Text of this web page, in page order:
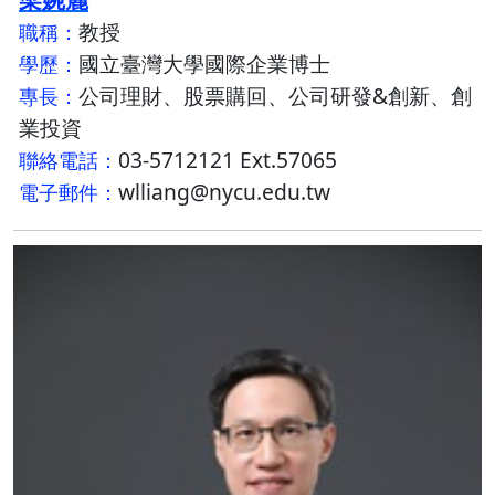
職稱： 教授
學歷： 國立臺灣大學國際企業博士
專長： 公司理財、股票購回、公司研發&創新、創
業投資
聯絡電話： 03-5712121 Ext.57065
電子郵件： wlliang@nycu.edu.tw